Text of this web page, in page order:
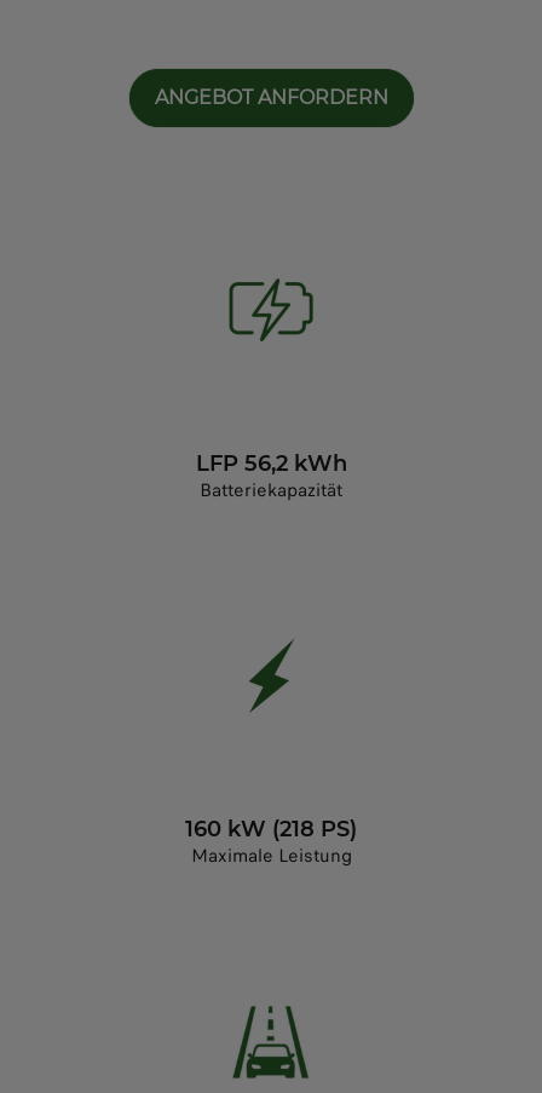
ANGEBOT ANFORDERN
LFP 56,2 kWh
Batteriekapazität
160 kW (218 PS)
Maximale Leistung